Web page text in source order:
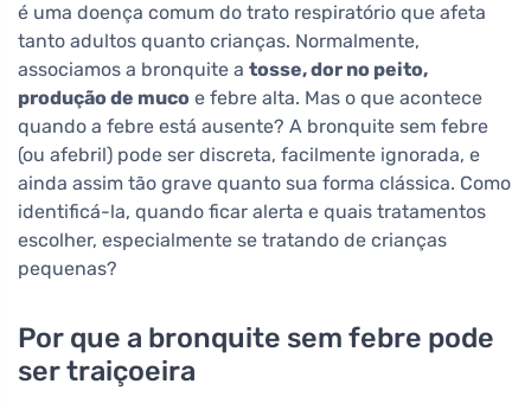
é uma doença comum do trato respiratório que afeta
tanto adultos quanto crianças. Normalmente,
associamos a bronquite a tosse, dor no peito,
produção de muco e febre alta. Mas o que acontece
quando a febre está ausente? A bronquite sem febre
(ou afebril) pode ser discreta, facilmente ignorada, e
ainda assim tão grave quanto sua forma clássica. Como
identificá-la, quando ficar alerta e quais tratamentos
escolher, especialmente se tratando de crianças
pequenas?
Por que a bronquite sem febre pode
ser traiçoeira